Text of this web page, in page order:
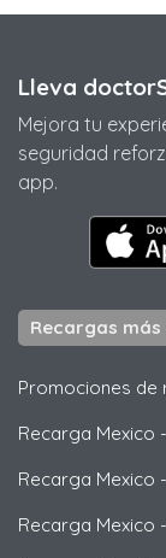
Lleva
Mejora tu
seguridad
app.
Recargas
Promociones de
Recarga Mexico -
Recarga Mexico -
Recarga Mexico -